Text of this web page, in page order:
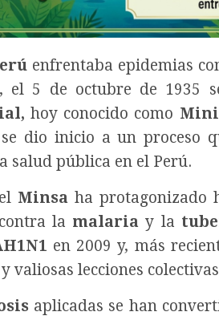
enfrentaba epidemias
el 5 de octubre de 1935
hoy conocido como
dio inicio a un proceso
salud pública en el Perú.
Minsaha protagonizado
la malaria y la
en 2009 y, más
valiosas lecciones
aplicadas se han